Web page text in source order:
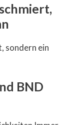
sondern ein
BND